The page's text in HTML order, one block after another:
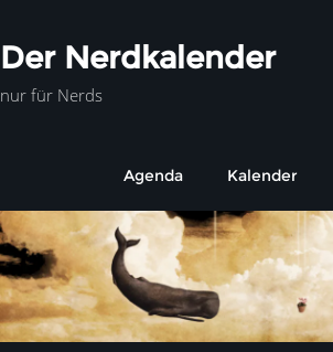
Der Nerdkalender
nur für Nerds
Agenda Kalender